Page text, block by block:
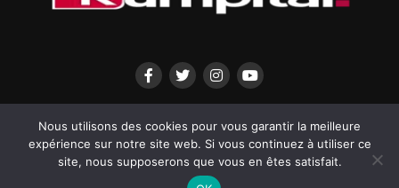
QUI SOMMES-NOUS? MENTIONS LÉGALES CONTACTEZ-NOUS
Nous utilisons des cookies pour vous garantir la meilleure
expérience sur notre site web. Si vous continuez à utiliser ce
site, nous supposerons que vous en êtes satisfait.